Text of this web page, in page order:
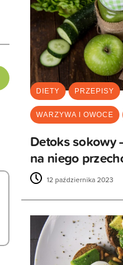
DIETY PRZEPISY
WARZYWA I OWOCE
Detoks sokowy
na niego
12 października 2023